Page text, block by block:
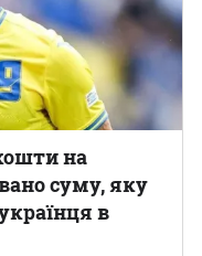
на
суму, яку
в